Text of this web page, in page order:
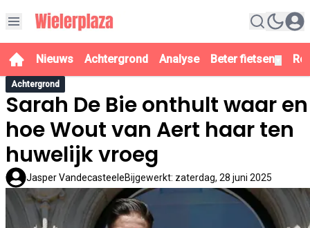
Nieuws Achtergrond Analyse Beter fietsen
Achtergrond
Sarah De Bie onthult waar en
hoe Wout van Aert haar ten
huwelijk vroeg
Jasper VandecasteeleBijgewerkt: zaterdag, 28 juni 2025